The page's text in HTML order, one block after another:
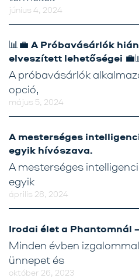
június 4, 2024
📊💼 A Próbavásárlók
elveszített lehetőségei
május 5, 2024
A próbavásárlók
opció,
A mesterséges
egyik hívószava.
április 28, 2024
A mesterséges
egyik
Irodai élet a Phantomnál
október 26, 2023
Minden évben
ünnepet és